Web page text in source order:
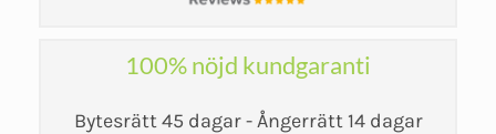
100% nöjd kundgaranti
Bytesrätt 45 dagar - Ångerrätt 14 dagar